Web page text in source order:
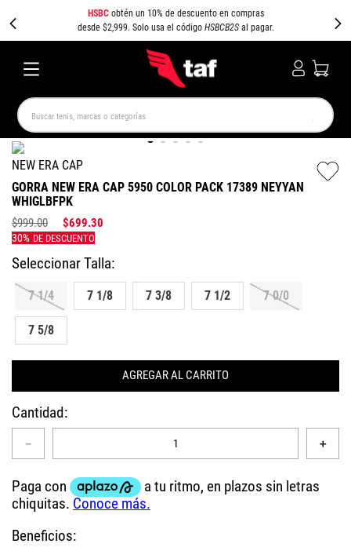
HSBCobtén un 10% de descuento en compras
desde $2,999. Solo usa el código HSBCB2Sal pagar.
Buscar tenis, marcas o categorías
NEW ERA CAP
GORRA NEW ERA CAP 5950 COLOR PACK 17389 NEYYAN
WHIGLBFPK
$999.00 $699.30
7 1/4 7 1/8 7 3/8 7 1/2 7 0/0
7 5/8
AGREGAR AL CARRITO
Cantidad
＋
－
Beneficios:
TÉRMINOS MÁS BUSCADOS
NEW BALANCE
SPEEDCAT
CAMPUS AIR MAX